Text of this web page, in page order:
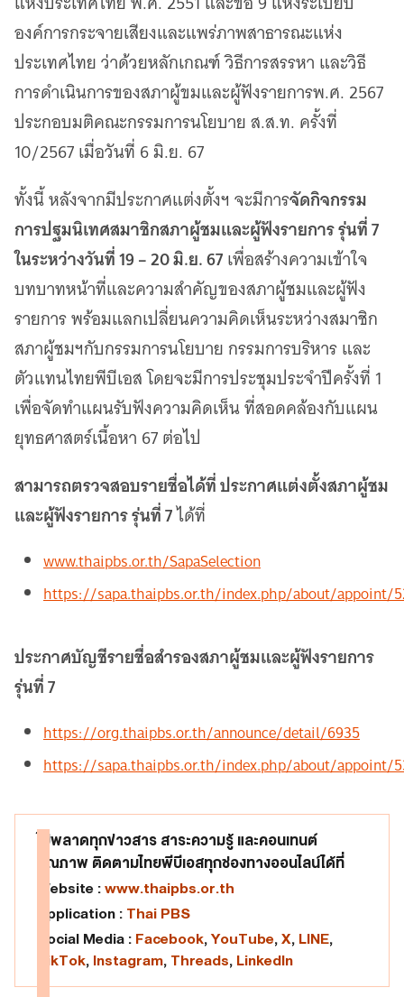
องค์การกระจายเสียงและแพร่ภาพสาธารณะแห่ง
ประเทศไทย ว่าด้วยหลักเกณฑ์ วิธีการสรรหา และวิธี
การดำเนินการของสภาผู้ขมและผู้ฟังรายการพ.ศ. 2567
ประกอบมติคณะกรรมการนโยบาย ส.ส.ท. ครั้งที่
10/2567 เมื่อวันที่ 6 มิ.ย. 67
ทั้งนี้ หลังจากมีประกาศแต่งตั้งฯ จะมีการจัดกิจกรรม
การปฐมนิเทศสมาชิกสภาผู้ชมและผู้ฟังรายการ รุ่นที่ 7
ในระหว่างวันที่ 19 – 20 มิ.ย. 67เพื่อสร้างความเข้าใจ
บทบาทหน้าที่และความสำคัญของสภาผู้ชมและผู้ฟัง
รายการ พร้อมแลกเปลี่ยนความคิดเห็นระหว่างสมาชิก
สภาผู้ชมฯกับกรรมการนโยบาย กรรมการบริหาร และ
ตัวแทนไทยพีบีเอส โดยจะมีการประชุมประจำปีครั้งที่ 1
เพื่อจัดทำแผนรับฟังความคิดเห็น ที่สอดคล้องกับแผน
ยุทธศาสตร์เนื้อหา 67 ต่อไป
สามารถตรวจสอบรายชื่อได้ที่ ประกาศแต่งตั้งสภาผู้ชม
และผู้ฟังรายการ รุ่นที่ 7ได้ที่
www.thaipbs.or.th/SapaSelection
https://sapa.thaipbs.or.th/index.php/about/appoint/
ประกาศบัญชีรายชื่อสำรองสภาผู้ชมและผู้ฟังรายการ
รุ่นที่ 7
https://org.thaipbs.or.th/announce/detail/6935
https://sapa.thaipbs.or.th/index.php/about/appoint/
ไม่พลาดทุกข่าวสาร สาระความรู้ และคอนเทนต์
คุณภาพ ติดตามไทยพีบีเอสทุกช่องทางออนไลน์ได้ที่
Website : www.thaipbs.or.th
Application : Thai PBS
Social Media : Facebook, YouTube, X, LINE,
TikTok, Instagram, Threads, LinkedIn